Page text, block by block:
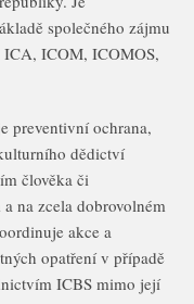
společného zájmu
ICA, ICOM, ICOMOS,
preventivní ochrana,
dědictví
člověka či
na zcela dobrovolném
akce a
opatření v případě
ICBS mimo její